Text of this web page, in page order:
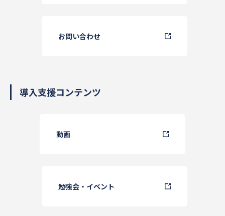
お問い合わせ
導入支援コンテンツ
動画
勉強会・イベント